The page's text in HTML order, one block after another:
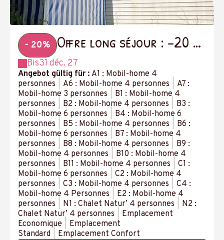
- 20%
Offre long séjour : -20 %
à partir de 14 nuits
Bis31 déc. 27
Angebot gültig für : A1 : Mobil-home 4
personnes
A6 : Mobil-home 4 personnes
A7 :
Mobil-home 3 personnes
B1 : Mobil-home 4
personnes
B2 : Mobil-home 4 personnes
B3 :
Mobil-home 6 personnes
B4 : Mobil-home 6
personnes
B5 : Mobil-home 4 personnes
B6 :
Mobil-home 6 personnes
B7 : Mobil-home 4
personnes
B8 : Mobil-home 4 personnes
B9 :
Mobil-home 4 personnes
B10 : Mobil-home 4
personnes
B11 : Mobil-home 4 personnes
C1 :
Mobil-home 6 personnes
C2 : Mobil-home 4
personnes
C3 : Mobil-home 4 personnes
C4 :
Mobil-home 4 Personnes
E2 : Mobil-home 4
personnes
N1 : Chalet Natur’ 4 personnes
N2 :
Chalet Natur’ 4 personnes
Emplacement
Economique
Emplacement
Standard
Emplacement Confort